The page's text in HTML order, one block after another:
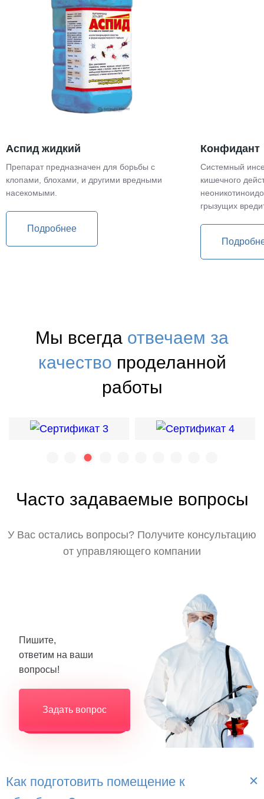
Аспид жидкий
Препарат предназначен для борьбы с
клопами, блохами, и другими вредными
насекомыми.
Подробнее
Конфидант
Системный
кишечного
грызущих
Мы всегда отвечаем за
качество проделанной
работы
Часто задаваемые вопросы
У Вас остались вопросы? Получите консультацию
от управляющего компании
Пишите,
ответим на ваши
вопросы!
Задать вопрос
Как подготовить помещение к